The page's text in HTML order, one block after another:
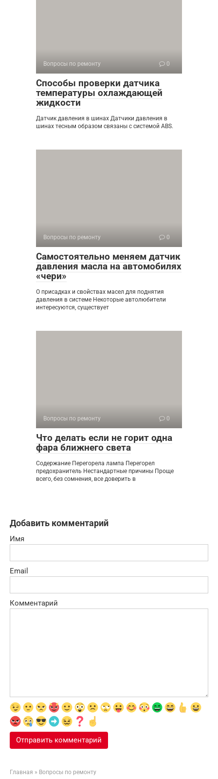
Вопросы по ремонту 0
Способы проверки датчика
температуры охлаждающей
жидкости
Датчик давления в шинах Датчики давления в
шинах тесным образом связаны с системой ABS.
Вопросы по ремонту 0
Самостоятельно меняем датчик
давления масла на автомобилях
«чери»
О присадках и свойствах масел для поднятия
давления в системе Некоторые автолюбители
интересуются, существует
Вопросы по ремонту 0
Что делать если не горит одна
фара ближнего света
Содержание Перегорела лампа Перегорел
предохранитель Нестандартные причины Проще
всего, без сомнения, все доверить в
Добавить комментарий
Имя
Email
Комментарий
Главная » Вопросы по ремонту